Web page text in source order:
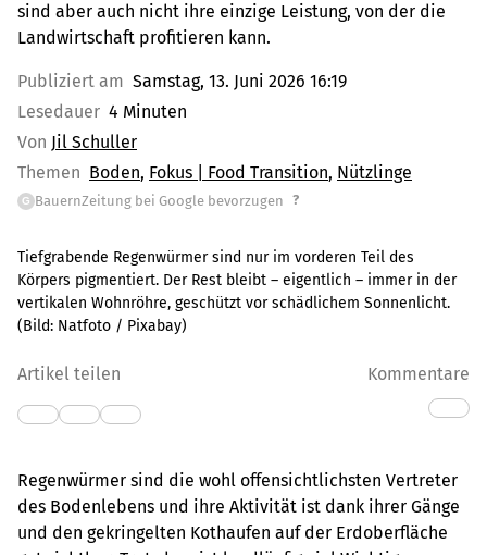
sind aber auch nicht ihre einzige Leistung, von der die
Landwirtschaft profitieren kann.
Publiziert am Samstag, 13. Juni 2026 16:19
Lesedauer 4 Minuten
Von Jil Schuller
Themen Boden Fokus | Food Transition Nützlinge
G BauernZeitung bei Google bevorzugen ?
Tiefgrabende Regenwürmer sind nur im vorderen Teil des
Körpers pigmentiert. Der Rest bleibt – eigentlich – immer in der
vertikalen Wohnröhre, geschützt vor schädlichem Sonnenlicht.
(Bild: Natfoto / Pixabay)
Artikel teilen Kommentare
Regenwürmer sind die wohl offensichtlichsten Vertreter
des Bodenlebens und ihre Aktivität ist dank ihrer Gänge
und den gekringelten Kothaufen auf der Erdoberfläche